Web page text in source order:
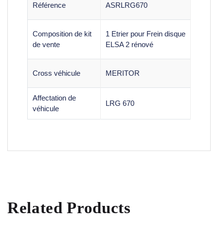
Référence ASRLRG670
Composition de kit
de vente
1 Etrier pour Frein disque
ELSA 2 rénové
Cross véhicule MERITOR
Affectation de
véhicule
LRG 670
Related Products